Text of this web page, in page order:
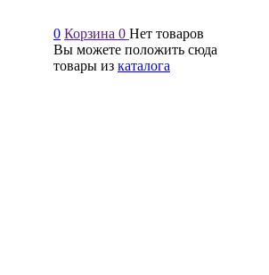
0 Корзина 0 Нет товаров
Вы можете положить сюда
товары из каталога